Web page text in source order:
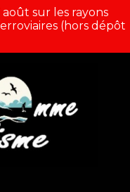
sur les rayons
(hors dépôt